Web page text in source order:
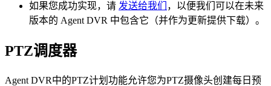
如果您成功实现，请 发送给我们 ，以便我们可以在未来
版本的 Agent DVR 中包含它（并作为更新提供下载）。
PTZ调度器
Agent DVR中的PTZ计划功能允许您为PTZ摄像头创建每日预